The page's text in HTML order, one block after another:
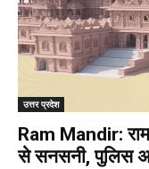
उत्तर प्रदेश
Ram Mandir:
से सनसनी, पुलिस